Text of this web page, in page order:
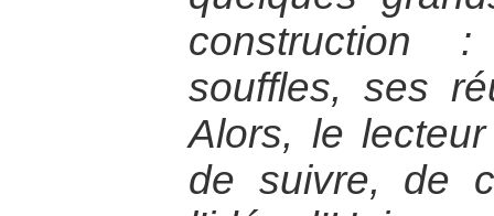
construction
souffles, ses
Alors, le
de suivre, de